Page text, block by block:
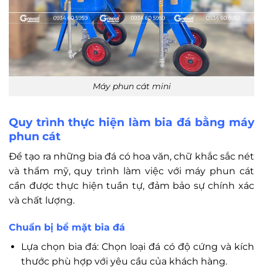
Máy phun cát mini
Quy trình thực hiện làm bia đá bằng máy
phun cát
Để tạo ra những bia đá có hoa văn, chữ khắc sắc nét
và thẩm mỹ, quy trình làm việc với máy phun cát
cần được thực hiện tuần tự, đảm bảo sự chính xác
và chất lượng.
Chuẩn bị bề mặt bia đá
Lựa chọn bia đá: Chọn loại đá có độ cứng và kích
thước phù hợp với yêu cầu của khách hàng.